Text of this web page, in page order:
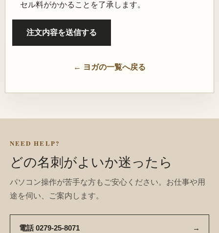
セル料がかかることを了承します。
← ヨガの一覧へ戻る
NEED HELP?
どの名刺がよいか迷ったら
パソコン操作が苦手な方もご安心ください。お仕事や用
途を伺い、ご案内します。
電話 0279-25-8071 →